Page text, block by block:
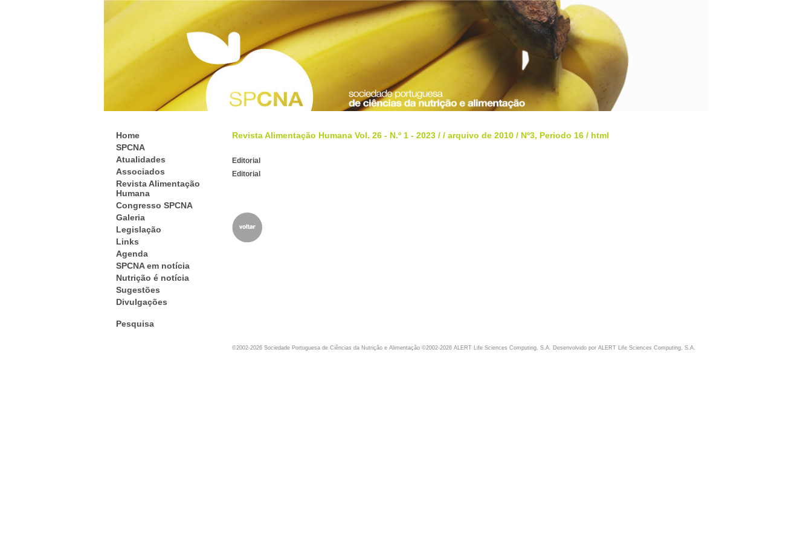
Home
SPCNA
Atualidades
Associados
Revista Alimentação
Humana
Congresso SPCNA
Galeria
Legislação
Links
Agenda
SPCNA em notícia
Nutrição é notícia
Sugestões
Divulgações
Pesquisa
Revista Alimentação Humana Vol. 26 - N.º 1 - 2023 / / arquivo de 2010 / Nº3, Periodo 16 / html
Editorial
Editorial
©2002-2026 Sociedade Portuguesa de Ciências da Nutrição e Alimentação ©2002-2026 ALERT Life Sciences Computing, S.A. Desenvolvido por ALERT Life Sciences Computing, S.A.